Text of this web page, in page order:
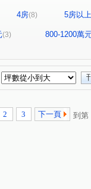
江山(1) (1)
正光二街 (1)
正康三
(1) 大興西路二段(1)
中山東路二段 (1)
4房(8) 5房以上
(3)
800-1200萬
2 3 下一頁 到第